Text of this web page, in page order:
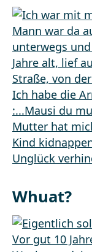
Whuat?